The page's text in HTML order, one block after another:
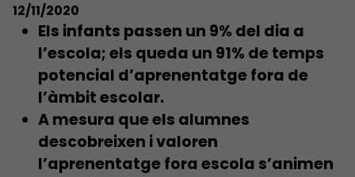
12/11/2020
Els infants passen un 9% del dia a
l’escola; els queda un 91% de temps
potencial d’aprenentatge fora de
l’àmbit escolar.
A mesura que els alumnes
descobreixen i valoren
l’aprenentatge fora escola s’animen